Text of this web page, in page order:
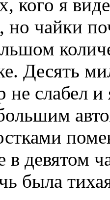
кого я
но чайки
Десять
не слабел
в девятом
была